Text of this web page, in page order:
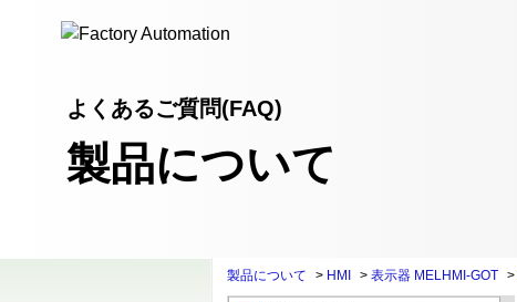
よくあるご質問(FAQ)
製品について
製品について > HMI > 表示器 MELHMI-GOT >